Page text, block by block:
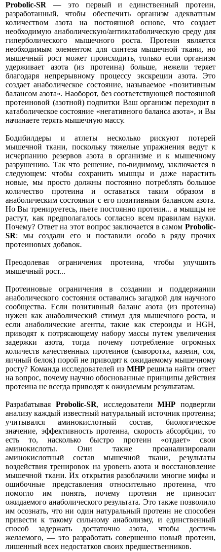
Probolic-SR — это первый и единственный протеин,
разработанный, чтобы обеспечить организм адекватным
количеством азота на постоянной основе, что создает
необходимую анаболическую/антикатаболическую среду для
гиперболического мышечного роста. Протеин является
необходимым элементом для синтеза мышечной ткани, но
мышечный рост может происходить, только если организм
удерживает азота (из протеина) больше, нежели теряет
благодаря непрерывному процессу экскреции азота. Это
создает анаболическое состояние, называемое «позитивным
балансом азота». Наоборот, без соответствующей постоянной
протеиновой (азотной) подпитки Ваш организм переходит в
катаболическое состояние «негативного баланса азота», и Вы
начинаете терять мышечную массу.
Бодибилдеры и атлеты несколько рискуют потерей
мышечной ткани, поскольку тяжелые упражнения ведут к
исчерпанию резервов азота в организме и к мышечному
разрушению. Так что решение, по-видимому, заключается в
следующем: чтобы сохранить мышцы и даже нарастить
новые, мы просто должны постоянно потреблять большое
количество протеина и оставаться таким образом в
анаболическим состоянии с его позитивным балансом азота.
Но Вы тренируетесь, пьете постоянно протеин... а мышцы не
растут, как предполагалось согласно всем правилам науки.
Почему? Ответ на этот вопрос заключается в самом Probolic-
SR: мы создали его и поставили особо в ряду прочих
протеиновых добавок.
Преодолевая ограничения протеина, чтобы улучшить
мышечный рост...
Протеиновые ограничения в создании и поддержании
анаболического состояния оставались загадкой для научного
сообщества. Если позитивный баланс азота (из протеина)
нужен как анаболический стимул для мышечного роста, и
если анаболические агенты, такие как стероиды и HGH,
приводят к потрясающему набору массы путем увеличения
задержки азота, тогда почему потребление огромных
количеств качественных протеинов (сыворотка, казеин, соя,
яичный белок) порой не приводят к ожидаемому мышечному
росту? Команда исследователей из MHP решила найти ответ
на вопрос, почему научно обоснованные принципы действия
протеина не всегда приводят к ожидаемым результатам.
Разрабатывая Probolic-SR, исследователи MHP подвергли
анализу каждый известный натуральный источник протеина;
учитывался аминокислотный состав, биологическое
значение, эффективность протеина, скорость абсорбции, то
есть то, насколько быстро протеин «отдает» свои
аминокислоты. Они также проанализировали
аминокислотный состав мышечной ткани, результаты
воздействия тренировок на уровень азота и восстановление
мышечной ткани. Их открытия разоблачили многие мифы и
ошибочные представления относительно протеина, что
помогло им понять, почему протеин не приносит
ожидаемого анаболического результата. Это также позволило
им осознать, что ни один натуральный протеин не способен
привести к такому сильному анаболизму, и единственный
способ задержать достаточно азота, чтобы достичь
желаемого, — это разработать совершенно новый протеин,
лишенный всех недостатков своих предшественников.